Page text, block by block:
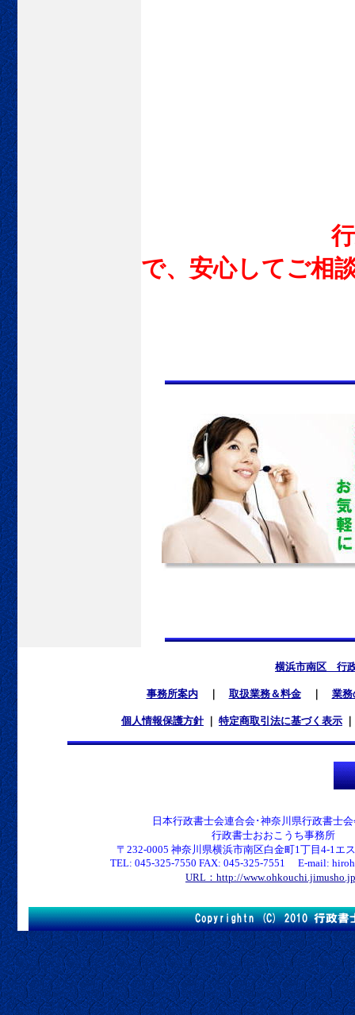
行政書士に
で、安心してご相
横浜市南区 行
事務所案内｜ 取扱業務＆料金｜ 業務
個人情報保護方針 特定商取引法に基づく表示
日本行政書士会連合会･神奈川県行政書士
行政書士おおこうち事務所
〒232-0005 神奈川県横浜市南区白金町1丁目4-1エ
TEL: 045-325-7550 FAX: 045-325-7551 E-mail:
URL：http://www.ohkouchi.jimusho.jp